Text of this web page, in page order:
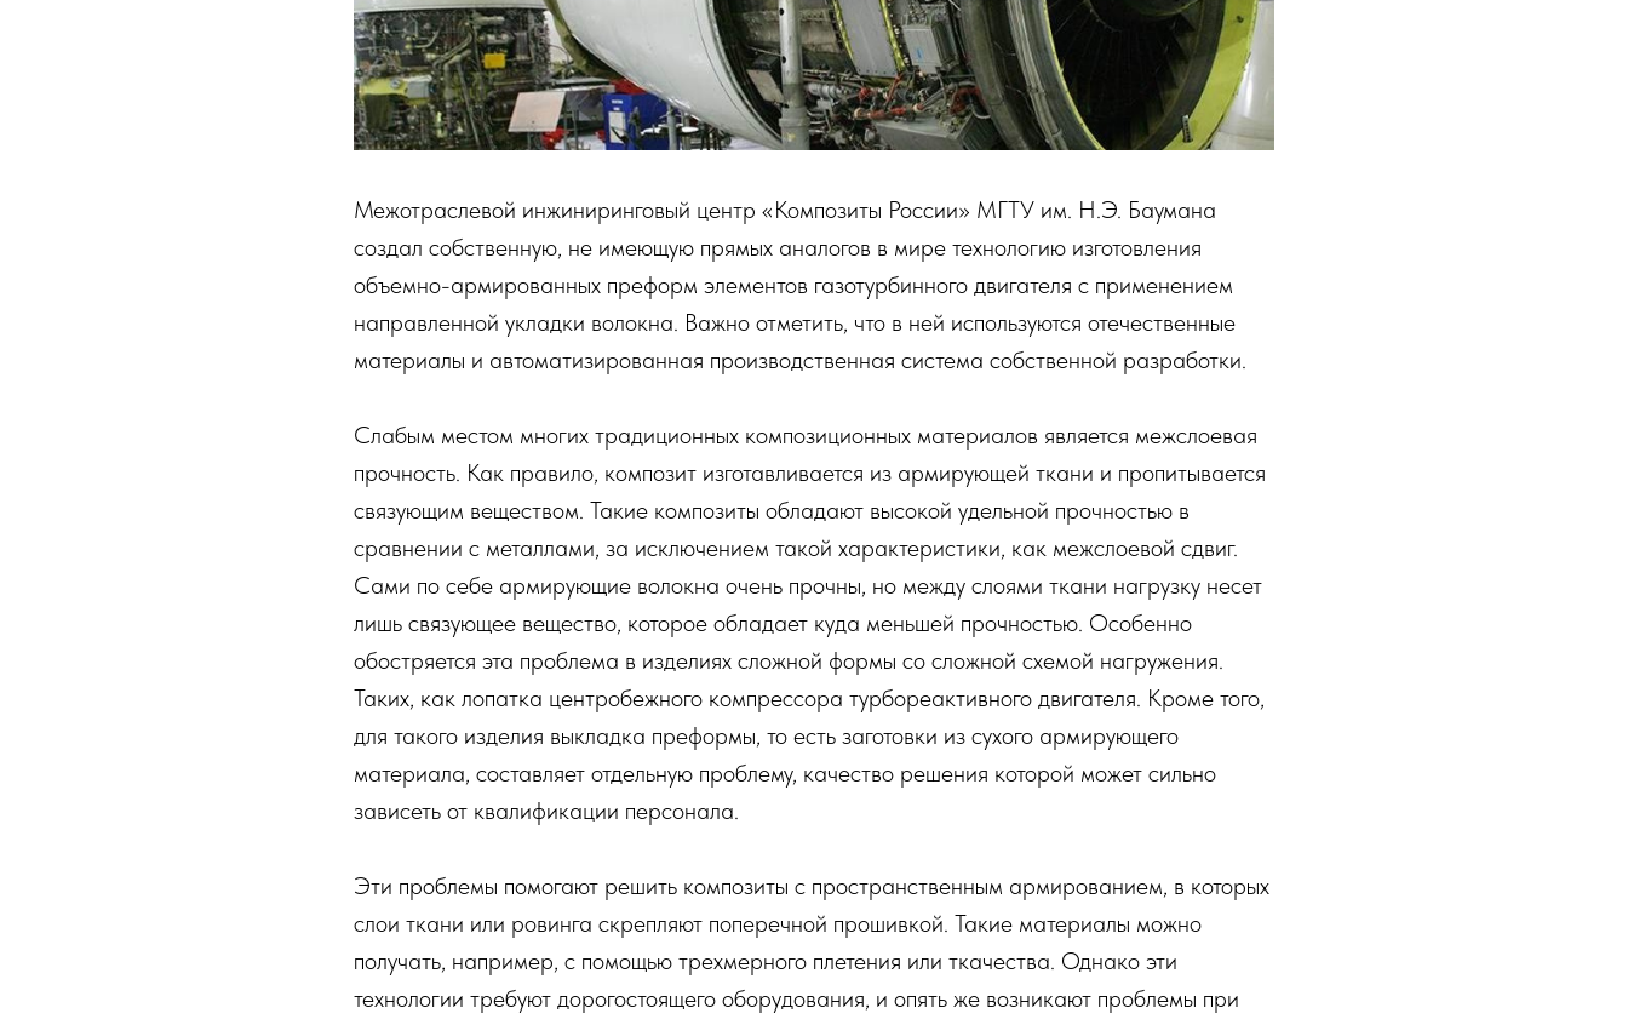
Межотраслевой инжиниринговый центр «Композиты России» МГТУ им. Н.Э. Баумана
создал собственную, не имеющую прямых аналогов в мире технологию изготовления
объемно-армированных преформ элементов газотурбинного двигателя с применением
направленной укладки волокна. Важно отметить, что в ней используются отечественные
материалы и автоматизированная производственная система собственной разработки.
Слабым местом многих традиционных композиционных материалов является межслоевая
прочность. Как правило, композит изготавливается из армирующей ткани и пропитывается
связующим веществом. Такие композиты обладают высокой удельной прочностью в
сравнении с металлами, за исключением такой характеристики, как межслоевой сдвиг.
Сами по себе армирующие волокна очень прочны, но между слоями ткани нагрузку несет
лишь связующее вещество, которое обладает куда меньшей прочностью. Особенно
обостряется эта проблема в изделиях сложной формы со сложной схемой нагружения.
Таких, как лопатка центробежного компрессора турбореактивного двигателя. Кроме того,
для такого изделия выкладка преформы, то есть заготовки из сухого армирующего
материала, составляет отдельную проблему, качество решения которой может сильно
зависеть от квалификации персонала.
Эти проблемы помогают решить композиты с пространственным армированием, в которых
слои ткани или ровинга скрепляют поперечной прошивкой. Такие материалы можно
получать, например, с помощью трехмерного плетения или ткачества. Однако эти
технологии требуют дорогостоящего оборудования, и опять же возникают проблемы при